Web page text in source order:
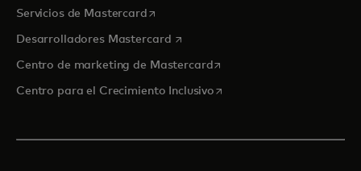
Servicios de Mastercardse abre en una pestaña nueva
Desarrolladores Mastercard se abre en una pestaña nueva
Centro de marketing de Mastercardse abre en una pestaña
Centro para el Crecimiento Inclusivose abre en una pestaña